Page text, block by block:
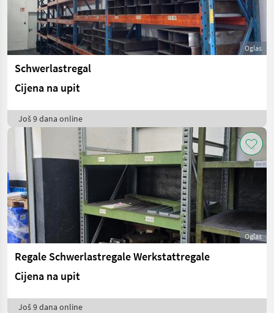
Oglas
Schwerlastregal
Cijena na upit
Još 9 dana online
Oglas
Regale Schwerlastregale Werkstattregale
Cijena na upit
Još 9 dana online